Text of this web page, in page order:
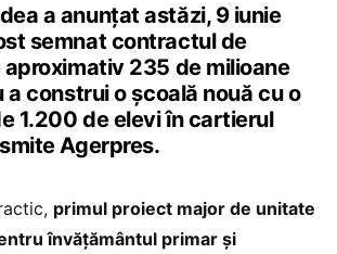
a anunţat astăzi, 9 iunie
semnat contractul de
235 de milioane
a construi o şcoală nouă cu o
1.200 de elevi în cartierul
Agerpres.
primul proiect major de unitate
învăţământul primar şi